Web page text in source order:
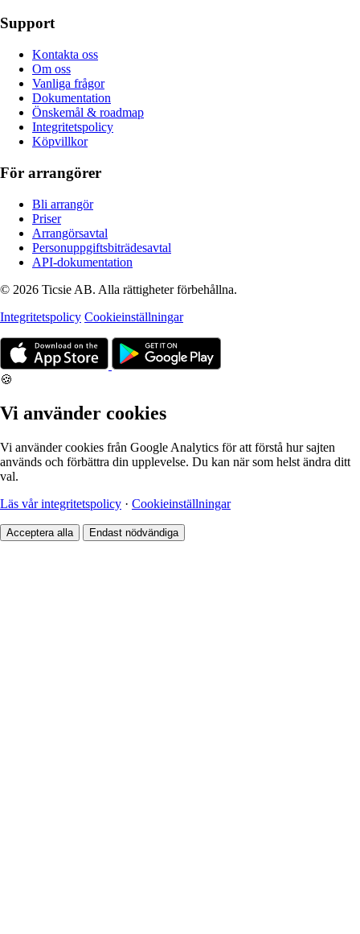
Support
Kontakta oss
Om oss
Vanliga frågor
Dokumentation
Önskemål & roadmap
Integritetspolicy
Köpvillkor
För arrangörer
Bli arrangör
Priser
Arrangörsavtal
Personuppgiftsbiträdesavtal
API-dokumentation
© 2026 Ticsie AB. Alla rättigheter förbehållna.
Integritetspolicy Cookieinställningar
🍪
Vi använder cookies
Vi använder cookies från Google Analytics för att förstå hur sajten
används och förbättra din upplevelse. Du kan när som helst ändra ditt
val.
Läs vår integritetspolicy · Cookieinställningar
Acceptera alla Endast nödvändiga